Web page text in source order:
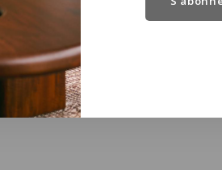
de plus en plus souvent dans un coin
distrait et nuit à la